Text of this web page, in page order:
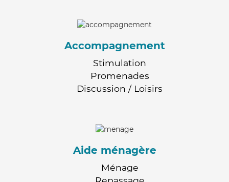
Accompagnement
Stimulation
Promenades
Discussion / Loisirs
Aide ménagère
Ménage